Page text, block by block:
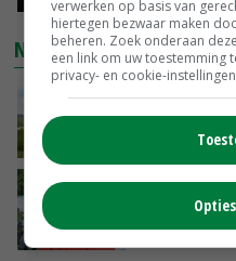
NIEUWSTE VIDEO'S
POAH!: John
VANDAAG, 10:00
Oekraïne-
de
GISTEREN, 12:00
verwerken op basis van
hiertegen bezwaar maken
beheren. Zoek onderaan
een link om uw toestemming
privacy- en cookie-